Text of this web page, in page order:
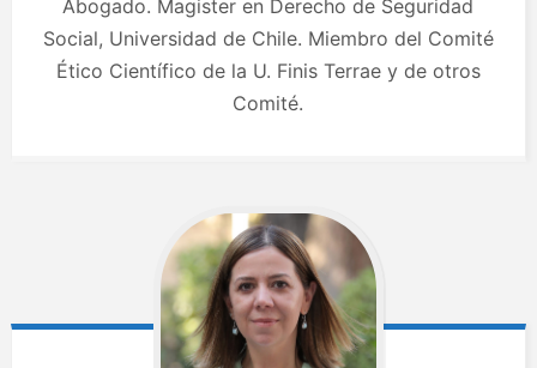
Abogado. Magister en Derecho de Seguridad
Social, Universidad de Chile. Miembro del Comité
Ético Científico de la U. Finis Terrae y de otros
Comité.